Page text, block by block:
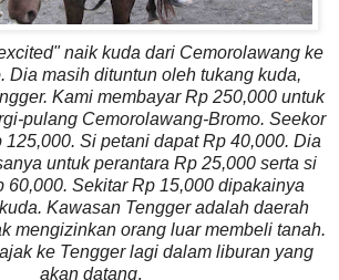
naik kuda dari Cemorolawang ke
Dia masih dituntun oleh tukang kuda,
Kami membayar Rp 250,000 untuk
pulang Cemorolawang-Bromo. Seekor
Si petani dapat Rp 40,000. Dia
untuk perantara Rp 25,000 serta si
60,000. Sekitar Rp 15,000 dipakainya
Kawasan Tengger adalah daerah
mengizinkan orang luar membeli tanah.
ke Tengger lagi dalam liburan yang
akan datang.